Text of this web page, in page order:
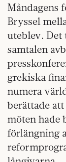
Måndagens
Bryssel
uteblev. Det
samtalen
grekiska
numera
berättade
möten hade
förlängning